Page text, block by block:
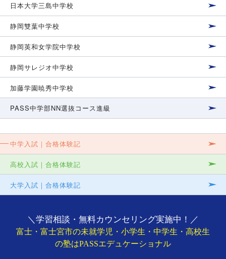
日本大学三島中学校
静岡雙葉中学校
静岡英和女学院中学校
静岡サレジオ中学校
加藤学園暁秀中学校
PASS中学部NN選抜コース進級
中学入試｜合格体験記
高校入試｜合格体験記
大学入試｜合格体験記
＼学習相談・無料カウンセリング実施中！／
富士・富士宮市の未就学児・小学生・中学生・高校生
の塾はPASSエデュケーショナル